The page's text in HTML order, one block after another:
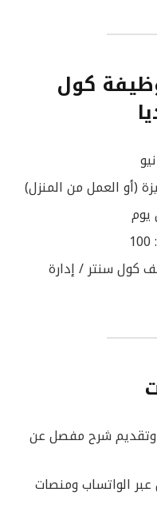
كول
(أو العمل من المنزل)
يوم
: 100
كول سنتر / إدارة
وتقديم شرح مفصل عن
عبر الواتساب ومنصات